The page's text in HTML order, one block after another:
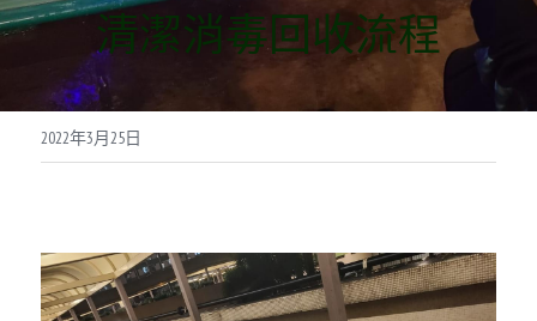
智能舊衣回收指南
聯絡我們
智能回收箱登記頁面
清潔消毒回收流程
2022年3月25日